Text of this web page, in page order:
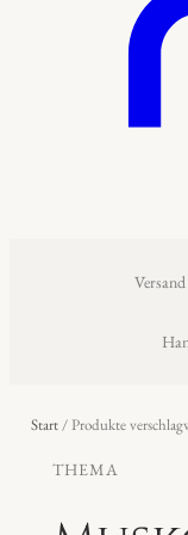
Start/ Produkte
THEMA